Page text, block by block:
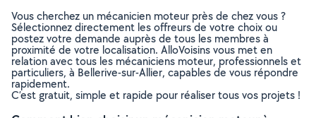
Vous cherchez un mécanicien moteur près de chez vous ?
Sélectionnez directement les offreurs de votre choix ou
postez votre demande auprès de tous les membres à
proximité de votre localisation. AlloVoisins vous met en
relation avec tous les mécaniciens moteur, professionnels et
particuliers, à Bellerive-sur-Allier, capables de vous répondre
rapidement.
C’est gratuit, simple et rapide pour réaliser tous vos projets !